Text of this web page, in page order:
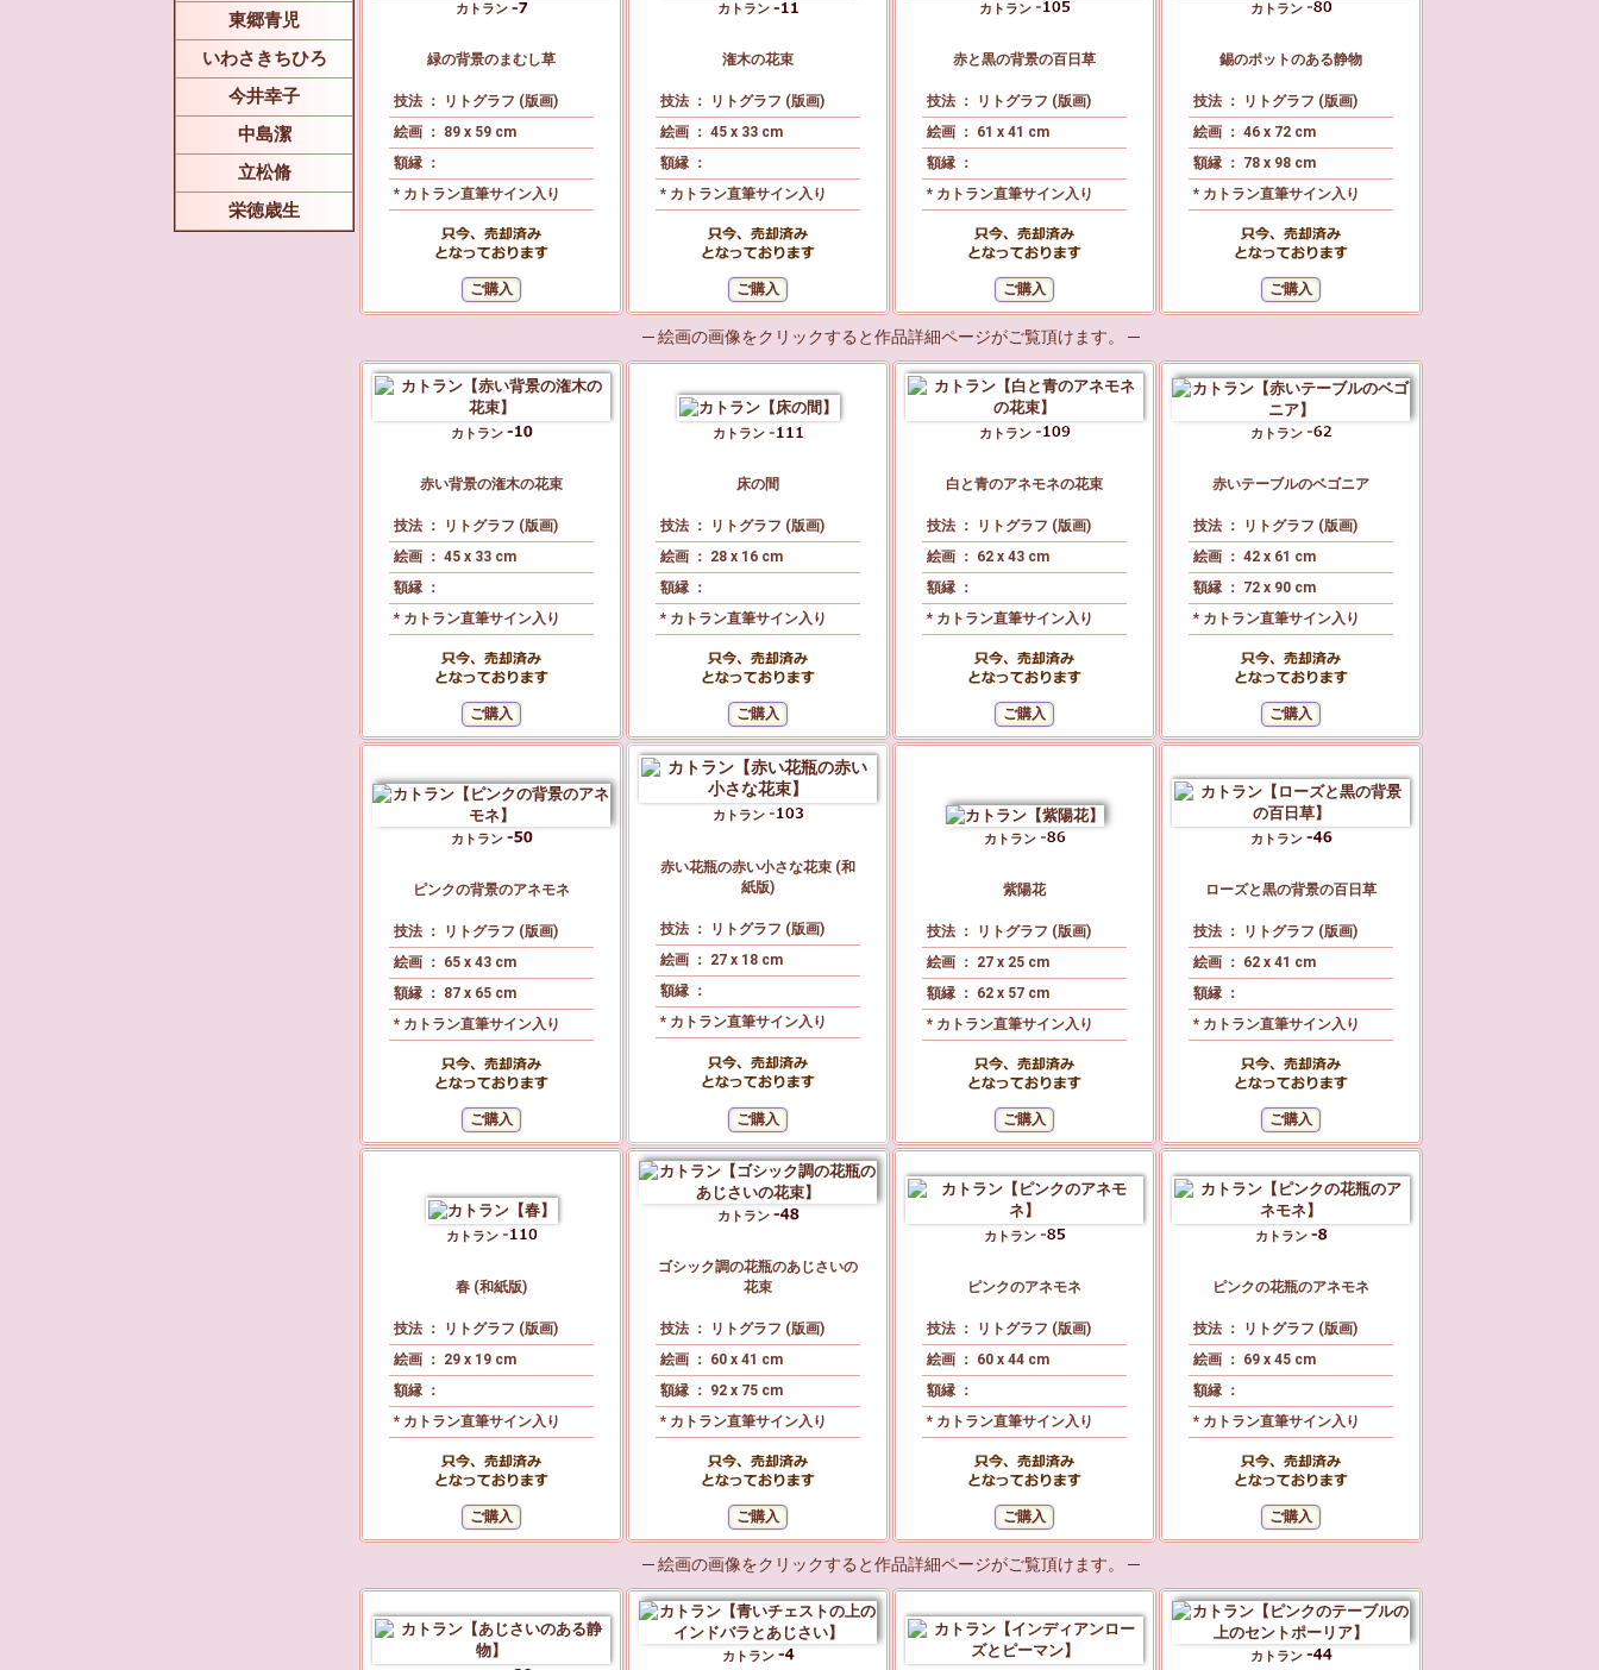
東郷青児
いわさきちひろ
今井幸子
中島潔
立松脩
栄徳歳生
カトラン
緑の背景のまむし草
技法 ： リトグラフ (版画)
絵画 ： 89 x 59 cm
額縁 ：
* カトラン直筆サイン入り
カトラン
潅木の花束
技法 ： リトグラフ (版画)
絵画 ： 45 x 33 cm
額縁 ：
* カトラン直筆サイン入り
カトラン
赤と黒の背景の百日草
技法 ： リトグラフ (版画)
絵画 ： 61 x 41 cm
額縁 ：
* カトラン直筆サイン入り
カトラン
錫のポットのある静物
技法 ： リトグラフ (版画)
絵画 ： 46 x 72 cm
額縁 ： 78 x 98 cm
* カトラン直筆サイン入り
─ 絵画の画像をクリックすると作品詳細ページがご覧頂けます。 ─
カトラン
赤い背景の潅木の花束
技法 ： リトグラフ (版画)
絵画 ： 45 x 33 cm
額縁 ：
* カトラン直筆サイン入り
カトラン
床の間
技法 ： リトグラフ (版画)
絵画 ： 28 x 16 cm
額縁 ：
* カトラン直筆サイン入り
カトラン
白と青のアネモネの花束
技法 ： リトグラフ (版画)
絵画 ： 62 x 43 cm
額縁 ：
* カトラン直筆サイン入り
カトラン
赤いテーブルのベゴニア
技法 ： リトグラフ (版画)
絵画 ： 42 x 61 cm
額縁 ： 72 x 90 cm
* カトラン直筆サイン入り
カトラン
ピンクの背景のアネモネ
技法 ： リトグラフ (版画)
絵画 ： 65 x 43 cm
額縁 ： 87 x 65 cm
* カトラン直筆サイン入り
カトラン
赤い花瓶の赤い小さな花束 (和
紙版)
技法 ： リトグラフ (版画)
絵画 ： 27 x 18 cm
額縁 ：
* カトラン直筆サイン入り
カトラン
紫陽花
技法 ： リトグラフ (版画)
絵画 ： 27 x 25 cm
額縁 ： 62 x 57 cm
* カトラン直筆サイン入り
カトラン
ローズと黒の背景の百日草
技法 ： リトグラフ (版画)
絵画 ： 62 x 41 cm
額縁 ：
* カトラン直筆サイン入り
カトラン
春 (和紙版)
技法 ： リトグラフ (版画)
絵画 ： 29 x 19 cm
額縁 ：
* カトラン直筆サイン入り
カトラン
ゴシック調の花瓶のあじさいの
花束
技法 ： リトグラフ (版画)
絵画 ： 60 x 41 cm
額縁 ： 92 x 75 cm
* カトラン直筆サイン入り
カトラン
ピンクのアネモネ
技法 ： リトグラフ (版画)
絵画 ： 60 x 44 cm
額縁 ：
* カトラン直筆サイン入り
カトラン
ピンクの花瓶のアネモネ
技法 ： リトグラフ (版画)
絵画 ： 69 x 45 cm
額縁 ：
* カトラン直筆サイン入り
─ 絵画の画像をクリックすると作品詳細ページがご覧頂けます。 ─
カトラン
カトラン